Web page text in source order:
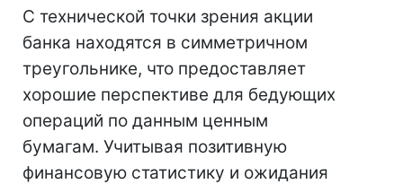
С технической точки зрения акции
банка находятся в симметричном
треугольнике, что предоставляет
хорошие перспективе для бедующих
операций по данным ценным
бумагам. Учитывая позитивную
финансовую статистику и ожидания